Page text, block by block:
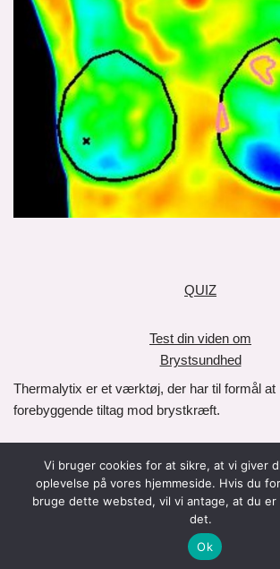
QUIZ
Test din viden om
Brystsundhed
Thermalytix er et værktøj, der har til formål
forebyggende tiltag mod brystkræft.
Det er vigtigt at understrege, at Thermalytix
en diagnostisk test. Thermalytix rolle bidrager
forebyggelse og tidlig opsporing, og erstatter
metoder til påvisning eller diagnosticering af
| Drevet afWordPress
Vi bruger cookies for at sikre, at vi giver
oplevelse på vores hjemmeside. Hvis du
bruge dette websted, vil vi antage, at du
det.
Ok